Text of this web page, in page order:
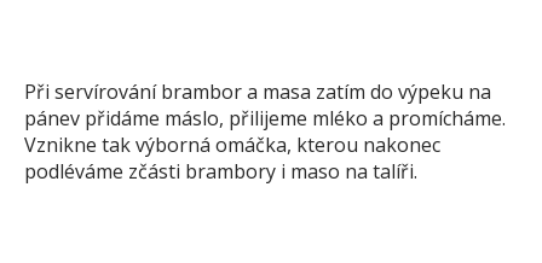
Při servírování brambor a masa zatím do výpeku na
pánev přidáme máslo, přilijeme mléko a promícháme.
Vznikne tak výborná omáčka, kterou nakonec
podléváme zčásti brambory i maso na talíři.